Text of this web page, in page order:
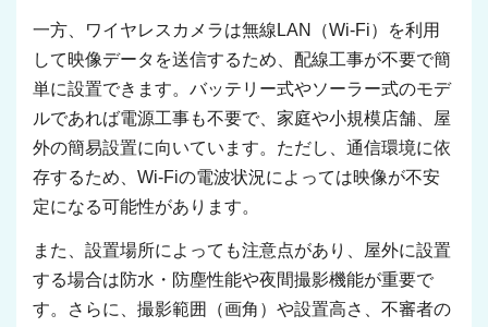
一方、ワイヤレスカメラは無線LAN（Wi-Fi）を利用
して映像データを送信するため、配線工事が不要で簡
単に設置できます。バッテリー式やソーラー式のモデ
ルであれば電源工事も不要で、家庭や小規模店舗、屋
外の簡易設置に向いています。ただし、通信環境に依
存するため、Wi-Fiの電波状況によっては映像が不安
定になる可能性があります。
また、設置場所によっても注意点があり、屋外に設置
する場合は防水・防塵性能や夜間撮影機能が重要で
す。さらに、撮影範囲（画角）や設置高さ、不審者の